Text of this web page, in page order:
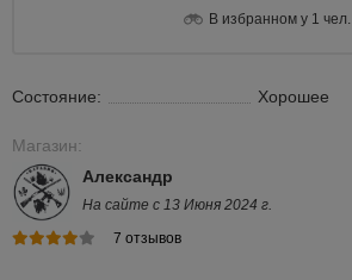
В избранном у 1 чел.
Состояние: Хорошее
Магазин:
Александр
На сайте с 13 Июня 2024 г.
7 отзывов